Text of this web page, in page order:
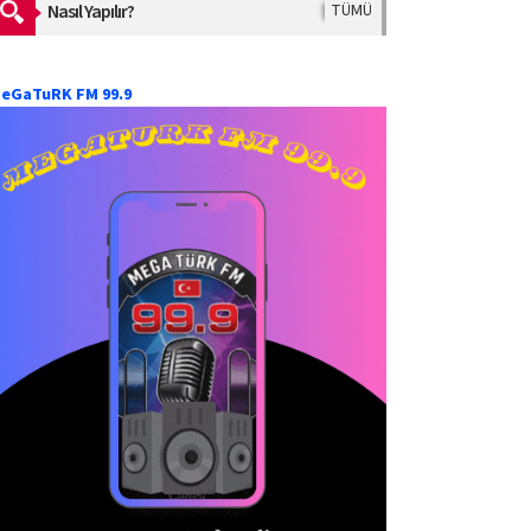
Nasıl Yapılır? TÜMÜ
FM 99.9